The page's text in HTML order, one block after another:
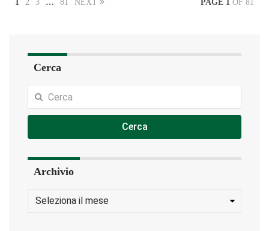
1 2 3 … 81 NEXT PAGE 1 OF 81
Cerca
Cerca
Archivio